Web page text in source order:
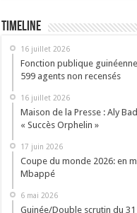
Timeline
16 juillet 2026
Fonction publique
599 agents non recensés
16 juillet 2026
Maison de la Presse : Aly
« Succès Orphelin »
17 juin 2026
Coupe du monde 2026: en
Mbappé
6 mai 2026
Guinée/Double scrutin du